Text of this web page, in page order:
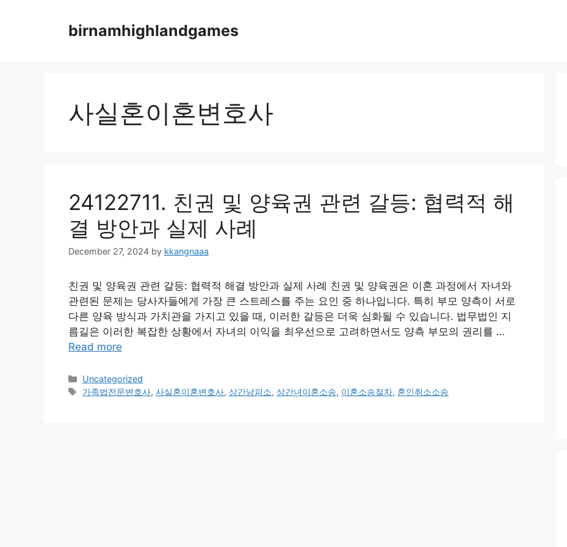
birnamhighlandgames
사실혼이혼변호사
24122711. 친권 및 양육권 관련 갈등: 협력적 해
결 방안과 실제 사례
December 27, 2024 by kkangnaaa
친권 및 양육권 관련 갈등: 협력적 해결 방안과 실제 사례 친권 및 양육권은 이혼 과정에서 자녀와
관련된 문제는 당사자들에게 가장 큰 스트레스를 주는 요인 중 하나입니다. 특히 부모 양측이 서로
다른 양육 방식과 가치관을 가지고 있을 때, 이러한 갈등은 더욱 심화될 수 있습니다. 법무법인 지
름길은 이러한 복잡한 상황에서 자녀의 이익을 최우선으로 고려하면서도 양측 부모의 권리를 …
Read more
Categories
Uncategorized
Tags
가족법전문변호사,사실혼이혼변호사,상간남피소,상간녀이혼소송, 이혼소송절차, 혼인취소소송